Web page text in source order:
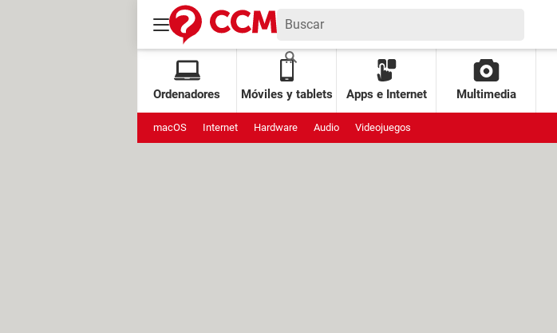
Ordenadores Móviles y tablets Apps e Internet Multimedia
macOS Internet Hardware Audio Videojuegos